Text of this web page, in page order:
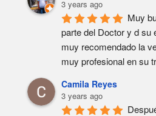
3 years ago
Muy
parte del Doctor y d su
muy recomendado la
muy profesional en su
Camila Reyes
3 years ago